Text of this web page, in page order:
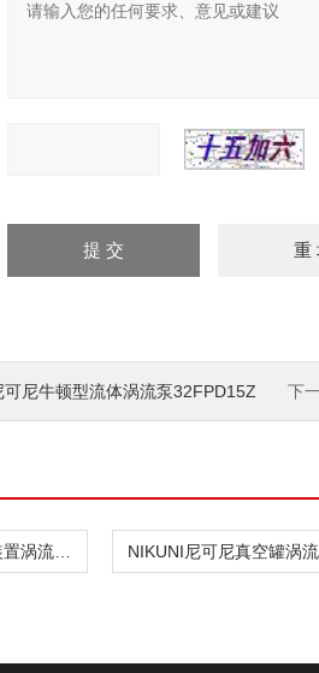
可尼牛顿型流体涡流泵32FPD15Z 下